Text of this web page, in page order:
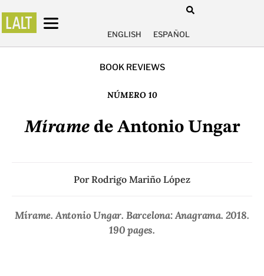
ENGLISH ESPAÑOL
BOOK REVIEWS
NÚMERO 10
Míramede Antonio Ungar
PorRodrigo Mariño López
Mírame.Antonio Ungar. Barcelona: Anagrama. 2018.
190 pages.